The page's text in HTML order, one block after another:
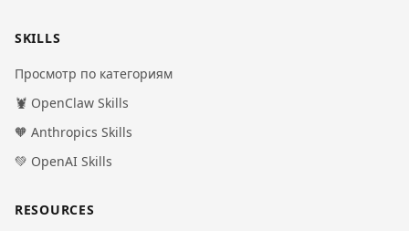
SKILLS
Просмотр по категориям
🦞 OpenClaw Skills
🧡 Anthropics Skills
💚 OpenAI Skills
RESOURCES